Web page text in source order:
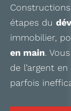
étapes du
immobilier,
en main.
de l’argent
parfois